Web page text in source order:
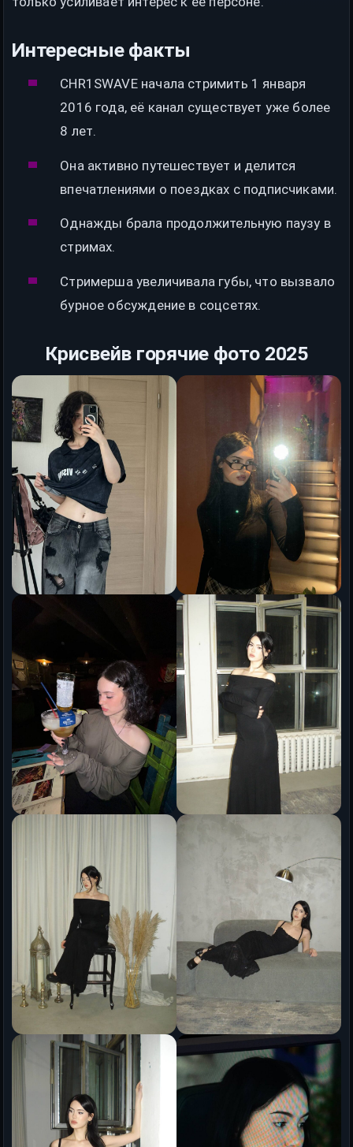
Интересные факты
CHR1SWAVE начала стримить 1 января
2016 года, её канал существует уже более
8 лет.
Она активно путешествует и делится
впечатлениями о поездках с подписчиками.
Однажды брала продолжительную паузу в
стримах.
Стримерша увеличивала губы, что вызвало
бурное обсуждение в соцсетях.
Крисвейв горячие фото 2025